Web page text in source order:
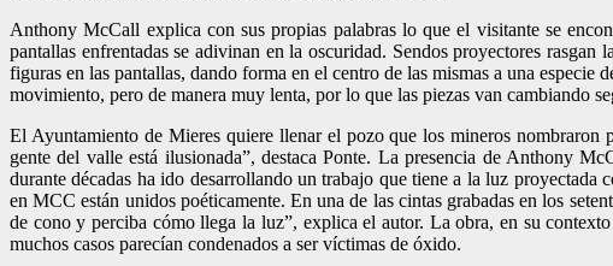
Anthony McCall explica con sus propias palabras lo que el visitante se
pantallas enfrentadas se adivinan en la oscuridad. Sendos proyectores
figuras en las pantallas, dando forma en el centro de las mismas a una especie
movimiento, pero de manera muy lenta, por lo que las piezas van cambiando
El Ayuntamiento de Mieres quiere llenar el pozo que los mineros nombraron
gente del valle está ilusionada”, destaca Ponte. La presencia de Anthony
durante décadas ha ido desarrollando un trabajo que tiene a la luz
en MCC están unidos poéticamente. En una de las cintas grabadas en los
de cono y perciba cómo llega la luz”, explica el autor. La obra, en su
muchos casos parecían condenados a ser víctimas de óxido.